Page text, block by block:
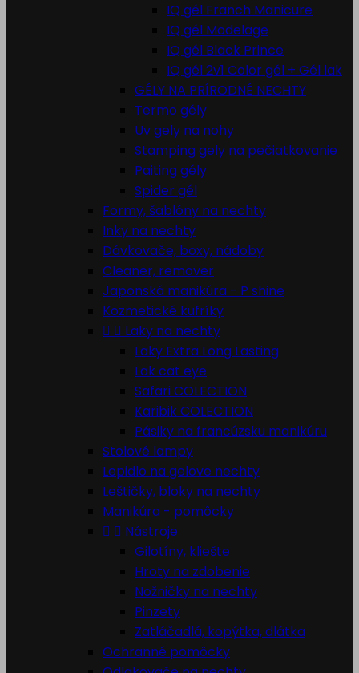
IQ gél Franch Manicure
IQ gél Modelage
IQ gél Black Prince
IQ gél 2v1 Color gél + Gél lak
GÉLY NA PRÍRODNÉ NECHTY
Termo gély
Uv gely na nohy
Stamping gely na pečiatkovanie
Paiting gély
Spider gél
Formy, šablóny na nechty
Inky na nechty
Dávkovače, boxy, nádoby
Cleaner, remover
Japonská manikúra - P shine
Kozmetické kufríky
  Laky na nechty
Laky Extra Long Lasting
Lak cat eye
Safari COLECTION
Karibik COLECTION
Pásiky na francúzsku manikúru
Stolové lampy
Lepidlo na gelove nechty
Leštičky, bloky na nechty
Manikúra - pomôcky
  Nástroje
Gilotíny, kliešte
Hroty na zdobenie
Nožničky na nechty
Pinzety
Zatláčadlá, kopýtka, dlátka
Ochranné pomôcky